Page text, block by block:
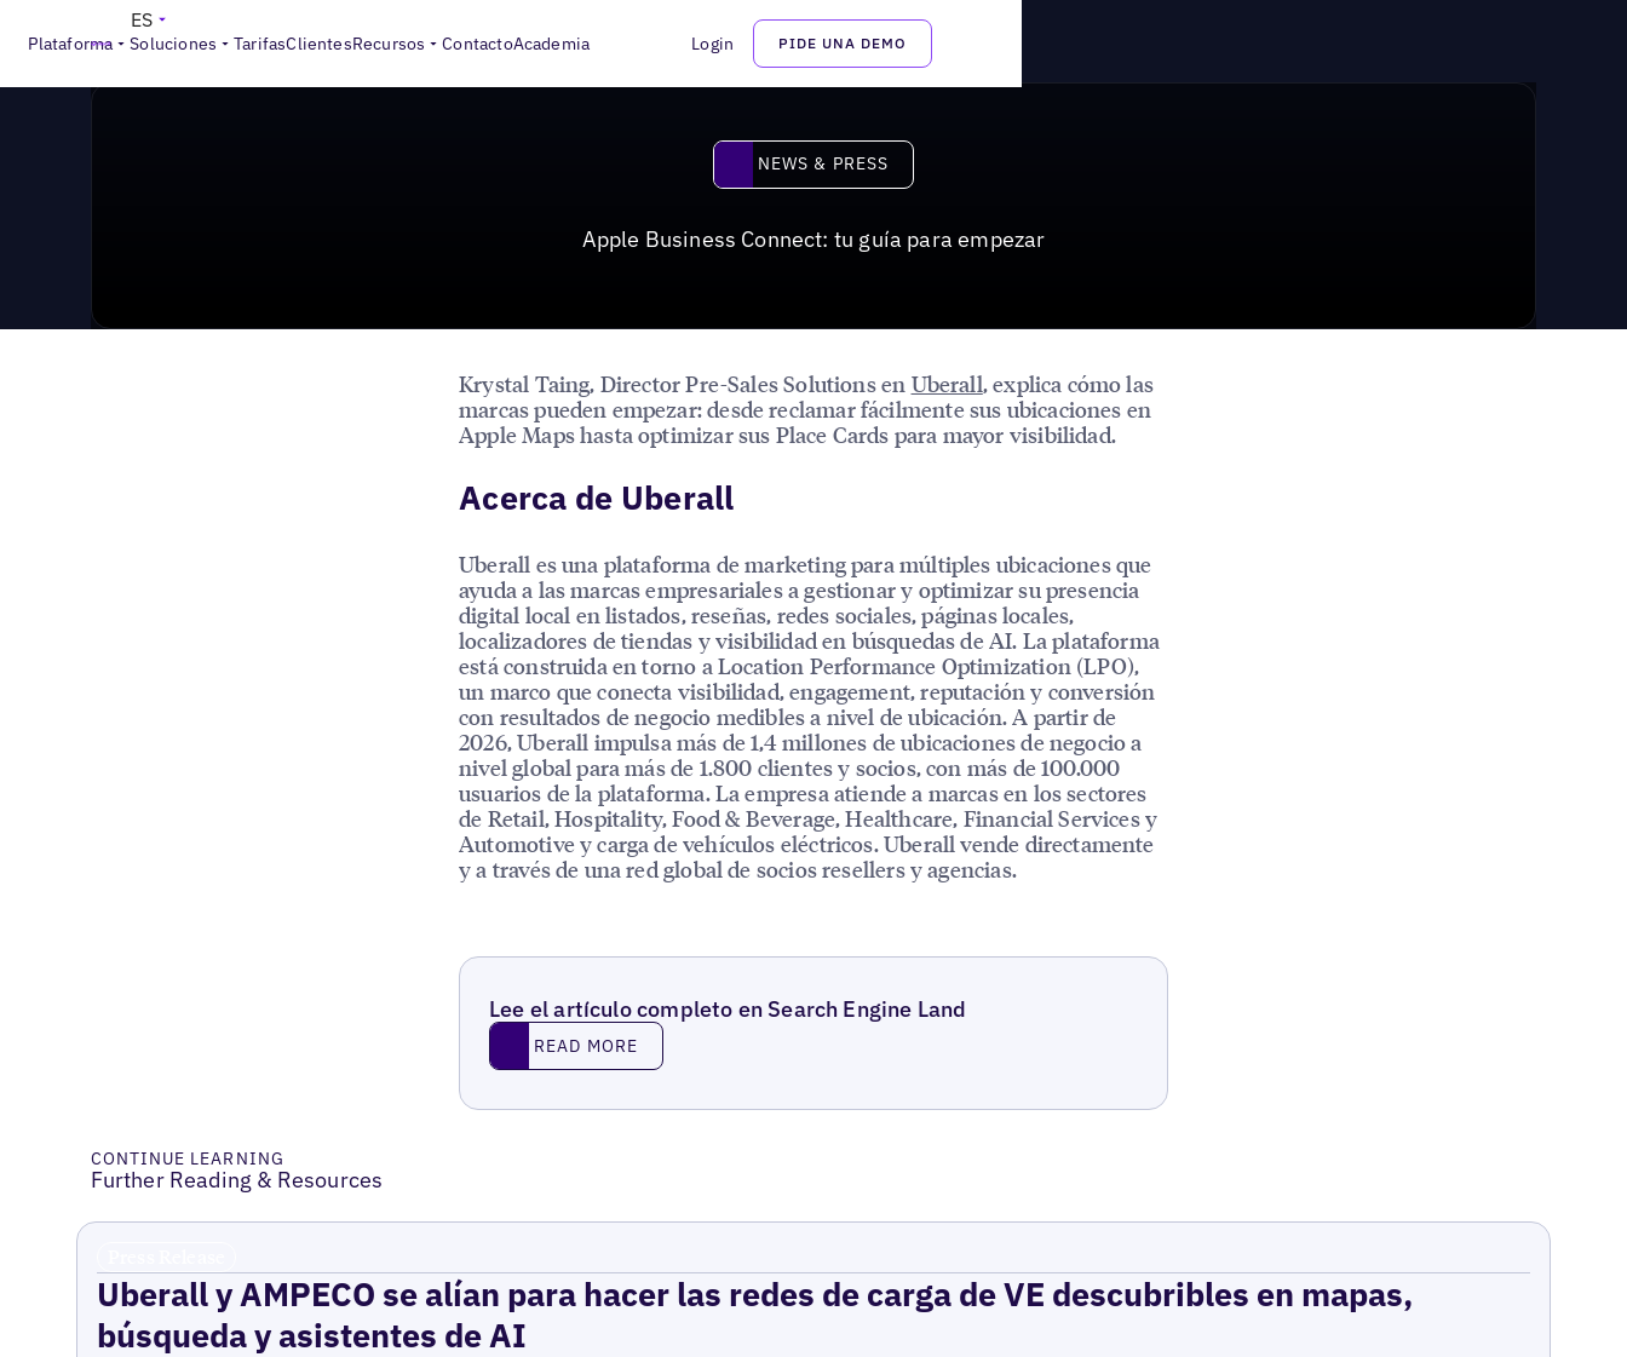
Plataforma Soluciones TarifasClientesRecursos ContactoAcademia Login PIDE UNA DEMO
ES
News & Press
News & Press
NEWS & PRESS
Apple Business Connect: tu guía para empezar
Krystal Taing, Director Pre-Sales Solutions en Uberall, explica cómo las
marcas pueden empezar: desde reclamar fácilmente sus ubicaciones en
Apple Maps hasta optimizar sus Place Cards para mayor visibilidad.
Acerca de Uberall
Uberall es una plataforma de marketing para múltiples ubicaciones que
ayuda a las marcas empresariales a gestionar y optimizar su presencia
digital local en listados, reseñas, redes sociales, páginas locales,
localizadores de tiendas y visibilidad en búsquedas de AI. La plataforma
está construida en torno a Location Performance Optimization (LPO),
un marco que conecta visibilidad, engagement, reputación y conversión
con resultados de negocio medibles a nivel de ubicación. A partir de
2026, Uberall impulsa más de 1,4 millones de ubicaciones de negocio a
nivel global para más de 1.800 clientes y socios, con más de 100.000
usuarios de la plataforma. La empresa atiende a marcas en los sectores
de Retail, Hospitality, Food & Beverage, Healthcare, Financial Services y
Automotive y carga de vehículos eléctricos. Uberall vende directamente
y a través de una red global de socios resellers y agencias.
Lee el artículo completo en Search Engine Land
Read More
READ MORE
CONTINUE LEARNING
Further Reading & Resources
Uberall y AMPECO se alían para hacer las redes de carga de VE descubribles en mapas,
búsqueda y asistentes de AI